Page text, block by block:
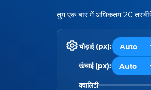
तुम एक बार में अधिकतम 20
चौड़ाई (px):
ऊंचाई (px):
क्वालिटी